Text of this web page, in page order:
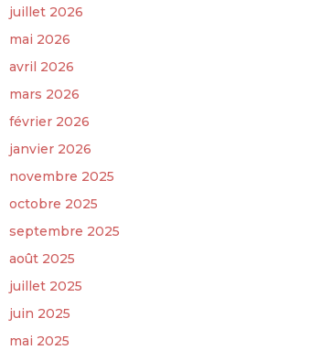
juillet 2026
mai 2026
avril 2026
mars 2026
février 2026
janvier 2026
novembre 2025
octobre 2025
septembre 2025
août 2025
juillet 2025
juin 2025
mai 2025